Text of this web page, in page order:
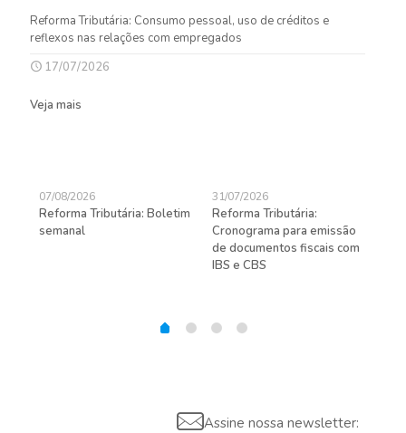
Reforma Tributária: Consumo pessoal, uso de créditos e
reflexos nas relações com empregados
17/07/2026
Veja mais
07/08/2026
Reforma Tributária: Boletim
semanal
31/07/2026
Reforma Tributária:
Cronograma para emissão
de documentos fiscais com
IBS e CBS
Assine nossa newsletter: